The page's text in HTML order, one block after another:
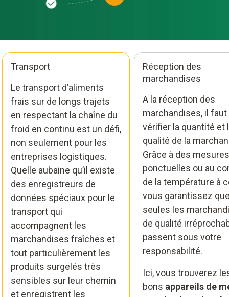
Transport
Le transport d’aliments
frais sur de longs trajets
en respectant la chaîne du
froid en continu est un défi,
non seulement pour les
entreprises logistiques.
Quelle aubaine qu’il existe
des enregistreurs de
données spéciaux pour le
transport qui
accompagnent les
marchandises fraîches et
tout particulièrement les
produits surgelés très
sensibles sur leur chemin
et enregistrent les
Réception des
marchandises
A la réception des
marchandises, il faut
vérifier la quantité et
qualité de la
Grâce à des mesures
ponctuelles ou au
de la température à
vous garantissez
seules les
de qualité
passent sous votre
responsabilité.
Ici, vous trouverez
bons appareils de